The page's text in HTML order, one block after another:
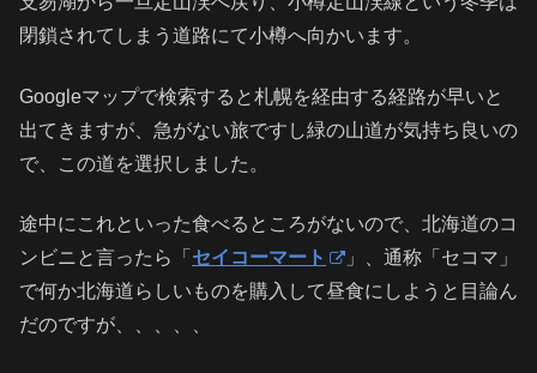
閉鎖されてしまう道路にて小樽へ向かいます。
Googleマップで検索すると札幌を経由する経路が早いと
出てきますが、急がない旅ですし緑の山道が気持ち良いの
で、この道を選択しました。
途中にこれといった食べるところがないので、北海道のコ
ンビニと言ったら「 セイコーマート
」、通称「セコマ」
で何か北海道らしいものを購入して昼食にしようと目論ん
だのですが、、、、、